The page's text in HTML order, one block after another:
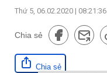
Thứ 5, 06.02.2020 | 08:21:36
Chia sẻ
Chia sẻ